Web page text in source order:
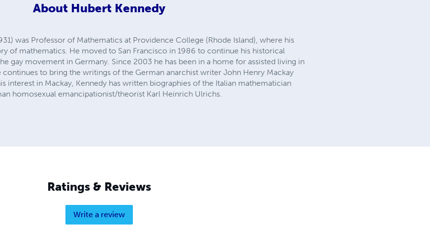
About Hubert Kennedy
was Professor of Mathematics at Providence College (Rhode Island), where his
of mathematics. He moved to San Francisco in 1986 to continue his historical
gay movement in Germany. Since 2003 he has been in a home for assisted living in
to bring the writings of the German anarchist writer John Henry Mackay
interest in Mackay, Kennedy has written biographies of the Italian mathematician
homosexual emancipationist/theorist Karl Heinrich Ulrichs.
Ratings & Reviews
Write a review